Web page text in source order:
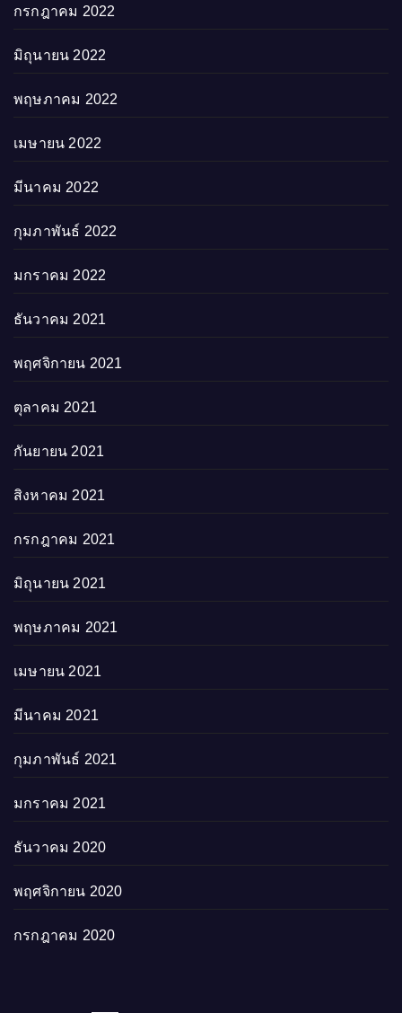
กรกฎาคม 2022
มิถุนายน 2022
พฤษภาคม 2022
เมษายน 2022
มีนาคม 2022
กุมภาพันธ์ 2022
มกราคม 2022
ธันวาคม 2021
พฤศจิกายน 2021
ตุลาคม 2021
กันยายน 2021
สิงหาคม 2021
กรกฎาคม 2021
มิถุนายน 2021
พฤษภาคม 2021
เมษายน 2021
มีนาคม 2021
กุมภาพันธ์ 2021
มกราคม 2021
ธันวาคม 2020
พฤศจิกายน 2020
กรกฎาคม 2020